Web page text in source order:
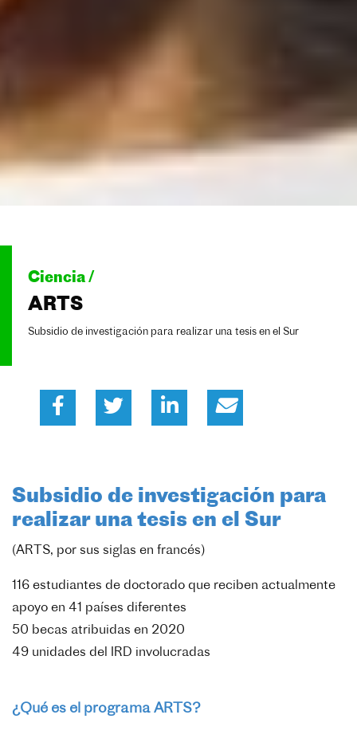
Ciencia /
ARTS
Subsidio de investigación para realizar una tesis en el Sur
Subsidio de investigación para
realizar una tesis en el Sur
(ARTS, por sus siglas en francés)
116 estudiantes de doctorado que reciben actualmente
apoyo en 41 países diferentes
50 becas atribuidas en 2020
49 unidades del IRD involucradas
¿Qué es el programa ARTS?